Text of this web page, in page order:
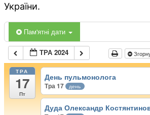
України.
Пам'ятні дати
ТРА 2024
ТРА
17
Пт
День пульмонолога
Тра 17 день
Дуда Олександр